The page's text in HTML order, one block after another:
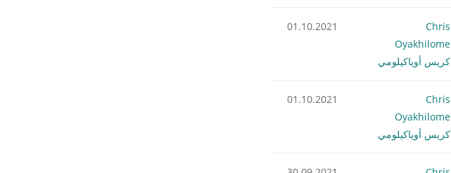
Chris
Oyakhilome
كريس أوياكيلومي
01.10.2021
Chris
Oyakhilome
كريس أوياكيلومي
01.10.2021